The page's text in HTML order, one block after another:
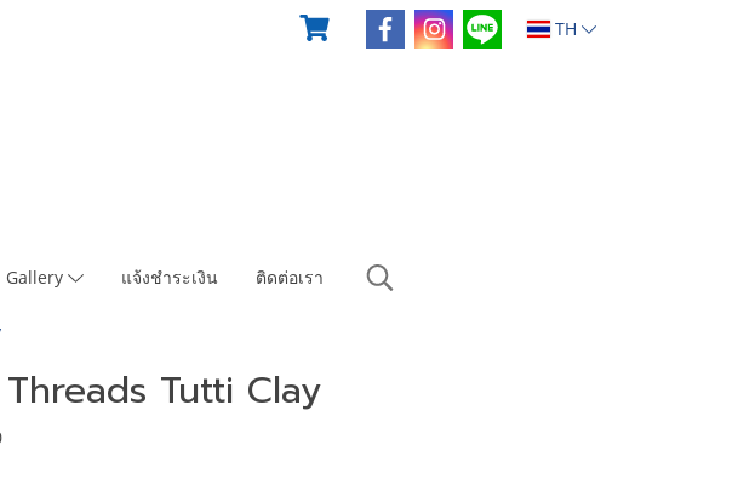
TH
Gallery แจ้งชำระเงิน ติดต่อเรา
Tutti Clay